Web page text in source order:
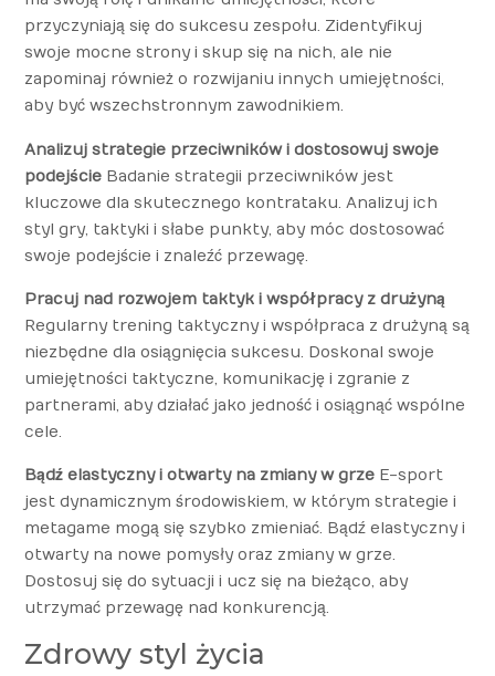
przyczyniają się do sukcesu zespołu. Zidentyfikuj
swoje mocne strony i skup się na nich, ale nie
zapominaj również o rozwijaniu innych umiejętności,
aby być wszechstronnym zawodnikiem.
Analizuj strategie przeciwników i dostosowuj swoje
podejście Badanie strategii przeciwników jest
kluczowe dla skutecznego kontrataku. Analizuj ich
styl gry, taktyki i słabe punkty, aby móc dostosować
swoje podejście i znaleźć przewagę.
Pracuj nad rozwojem taktyk i współpracy z drużyną
Regularny trening taktyczny i współpraca z drużyną są
niezbędne dla osiągnięcia sukcesu. Doskonal swoje
umiejętności taktyczne, komunikację i zgranie z
partnerami, aby działać jako jedność i osiągnąć wspólne
cele.
Bądź elastyczny i otwarty na zmiany w grze E-sport
jest dynamicznym środowiskiem, w którym strategie i
metagame mogą się szybko zmieniać. Bądź elastyczny i
otwarty na nowe pomysły oraz zmiany w grze.
Dostosuj się do sytuacji i ucz się na bieżąco, aby
utrzymać przewagę nad konkurencją.
Zdrowy styl życia